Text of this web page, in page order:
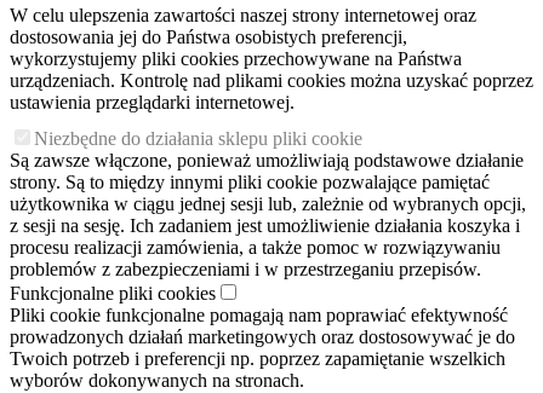
W celu ulepszenia zawartości naszej strony internetowej oraz
dostosowania jej do Państwa osobistych preferencji,
wykorzystujemy pliki cookies przechowywane na Państwa
urządzeniach. Kontrolę nad plikami cookies można uzyskać poprzez
ustawienia przeglądarki internetowej.
Niezbędne do działania sklepu pliki cookie
Są zawsze włączone, ponieważ umożliwiają podstawowe działanie
strony. Są to między innymi pliki cookie pozwalające pamiętać
użytkownika w ciągu jednej sesji lub, zależnie od wybranych opcji,
z sesji na sesję. Ich zadaniem jest umożliwienie działania koszyka i
procesu realizacji zamówienia, a także pomoc w rozwiązywaniu
problemów z zabezpieczeniami i w przestrzeganiu przepisów.
Funkcjonalne pliki cookies
Pliki cookie funkcjonalne pomagają nam poprawiać efektywność
prowadzonych działań marketingowych oraz dostosowywać je do
Twoich potrzeb i preferencji np. poprzez zapamiętanie wszelkich
wyborów dokonywanych na stronach.